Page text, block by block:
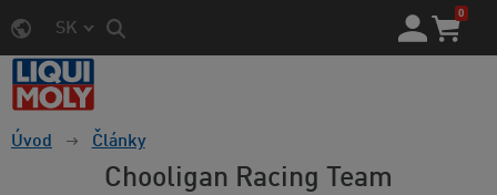
SK
0
Úvod Články
Chooligan Racing Team